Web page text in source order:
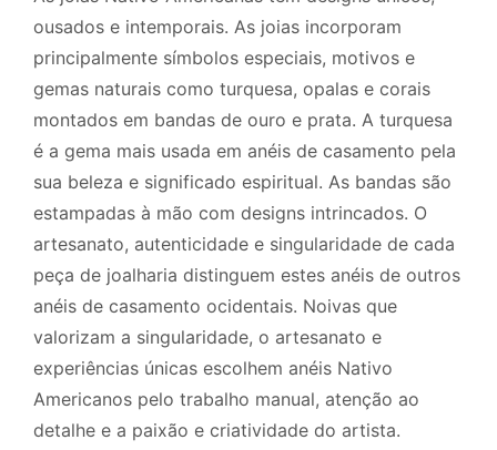
ousados e intemporais. As joias incorporam
principalmente símbolos especiais, motivos e
gemas naturais como turquesa, opalas e corais
montados em bandas de ouro e prata. A turquesa
é a gema mais usada em anéis de casamento pela
sua beleza e significado espiritual. As bandas são
estampadas à mão com designs intrincados. O
artesanato, autenticidade e singularidade de cada
peça de joalharia distinguem estes anéis de outros
anéis de casamento ocidentais. Noivas que
valorizam a singularidade, o artesanato e
experiências únicas escolhem anéis Nativo
Americanos pelo trabalho manual, atenção ao
detalhe e a paixão e criatividade do artista.